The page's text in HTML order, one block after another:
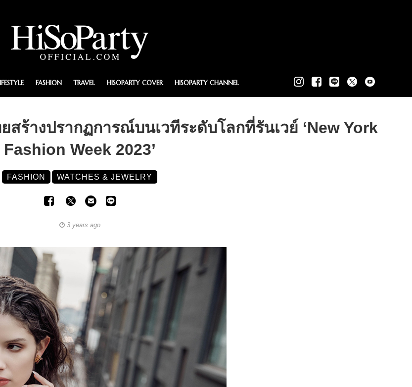
FASHION TRAVEL HISOPARTY COVER HISOPARTY CHANNEL
ร้างปรากฏการณ์บนเวทีระดับโลกที่รันเวย์ ‘New York
Fashion Week 2023’
FASHION WATCHES & JEWELRY
3 years ago